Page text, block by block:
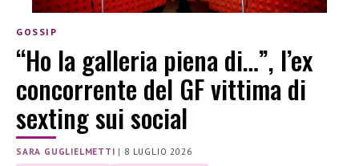
GOSSIP
“Ho la galleria piena di…”, l’ex
concorrente del GF vittima di
sexting sui social
SARA GUGLIELMETTI | 8 LUGLIO 2026